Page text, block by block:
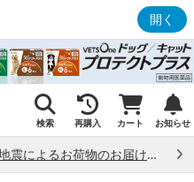
開く
検索 再購入 カート お知らせ
熊本県熊本地方で発生した地震によるお荷物のお届け状況について （7/28）